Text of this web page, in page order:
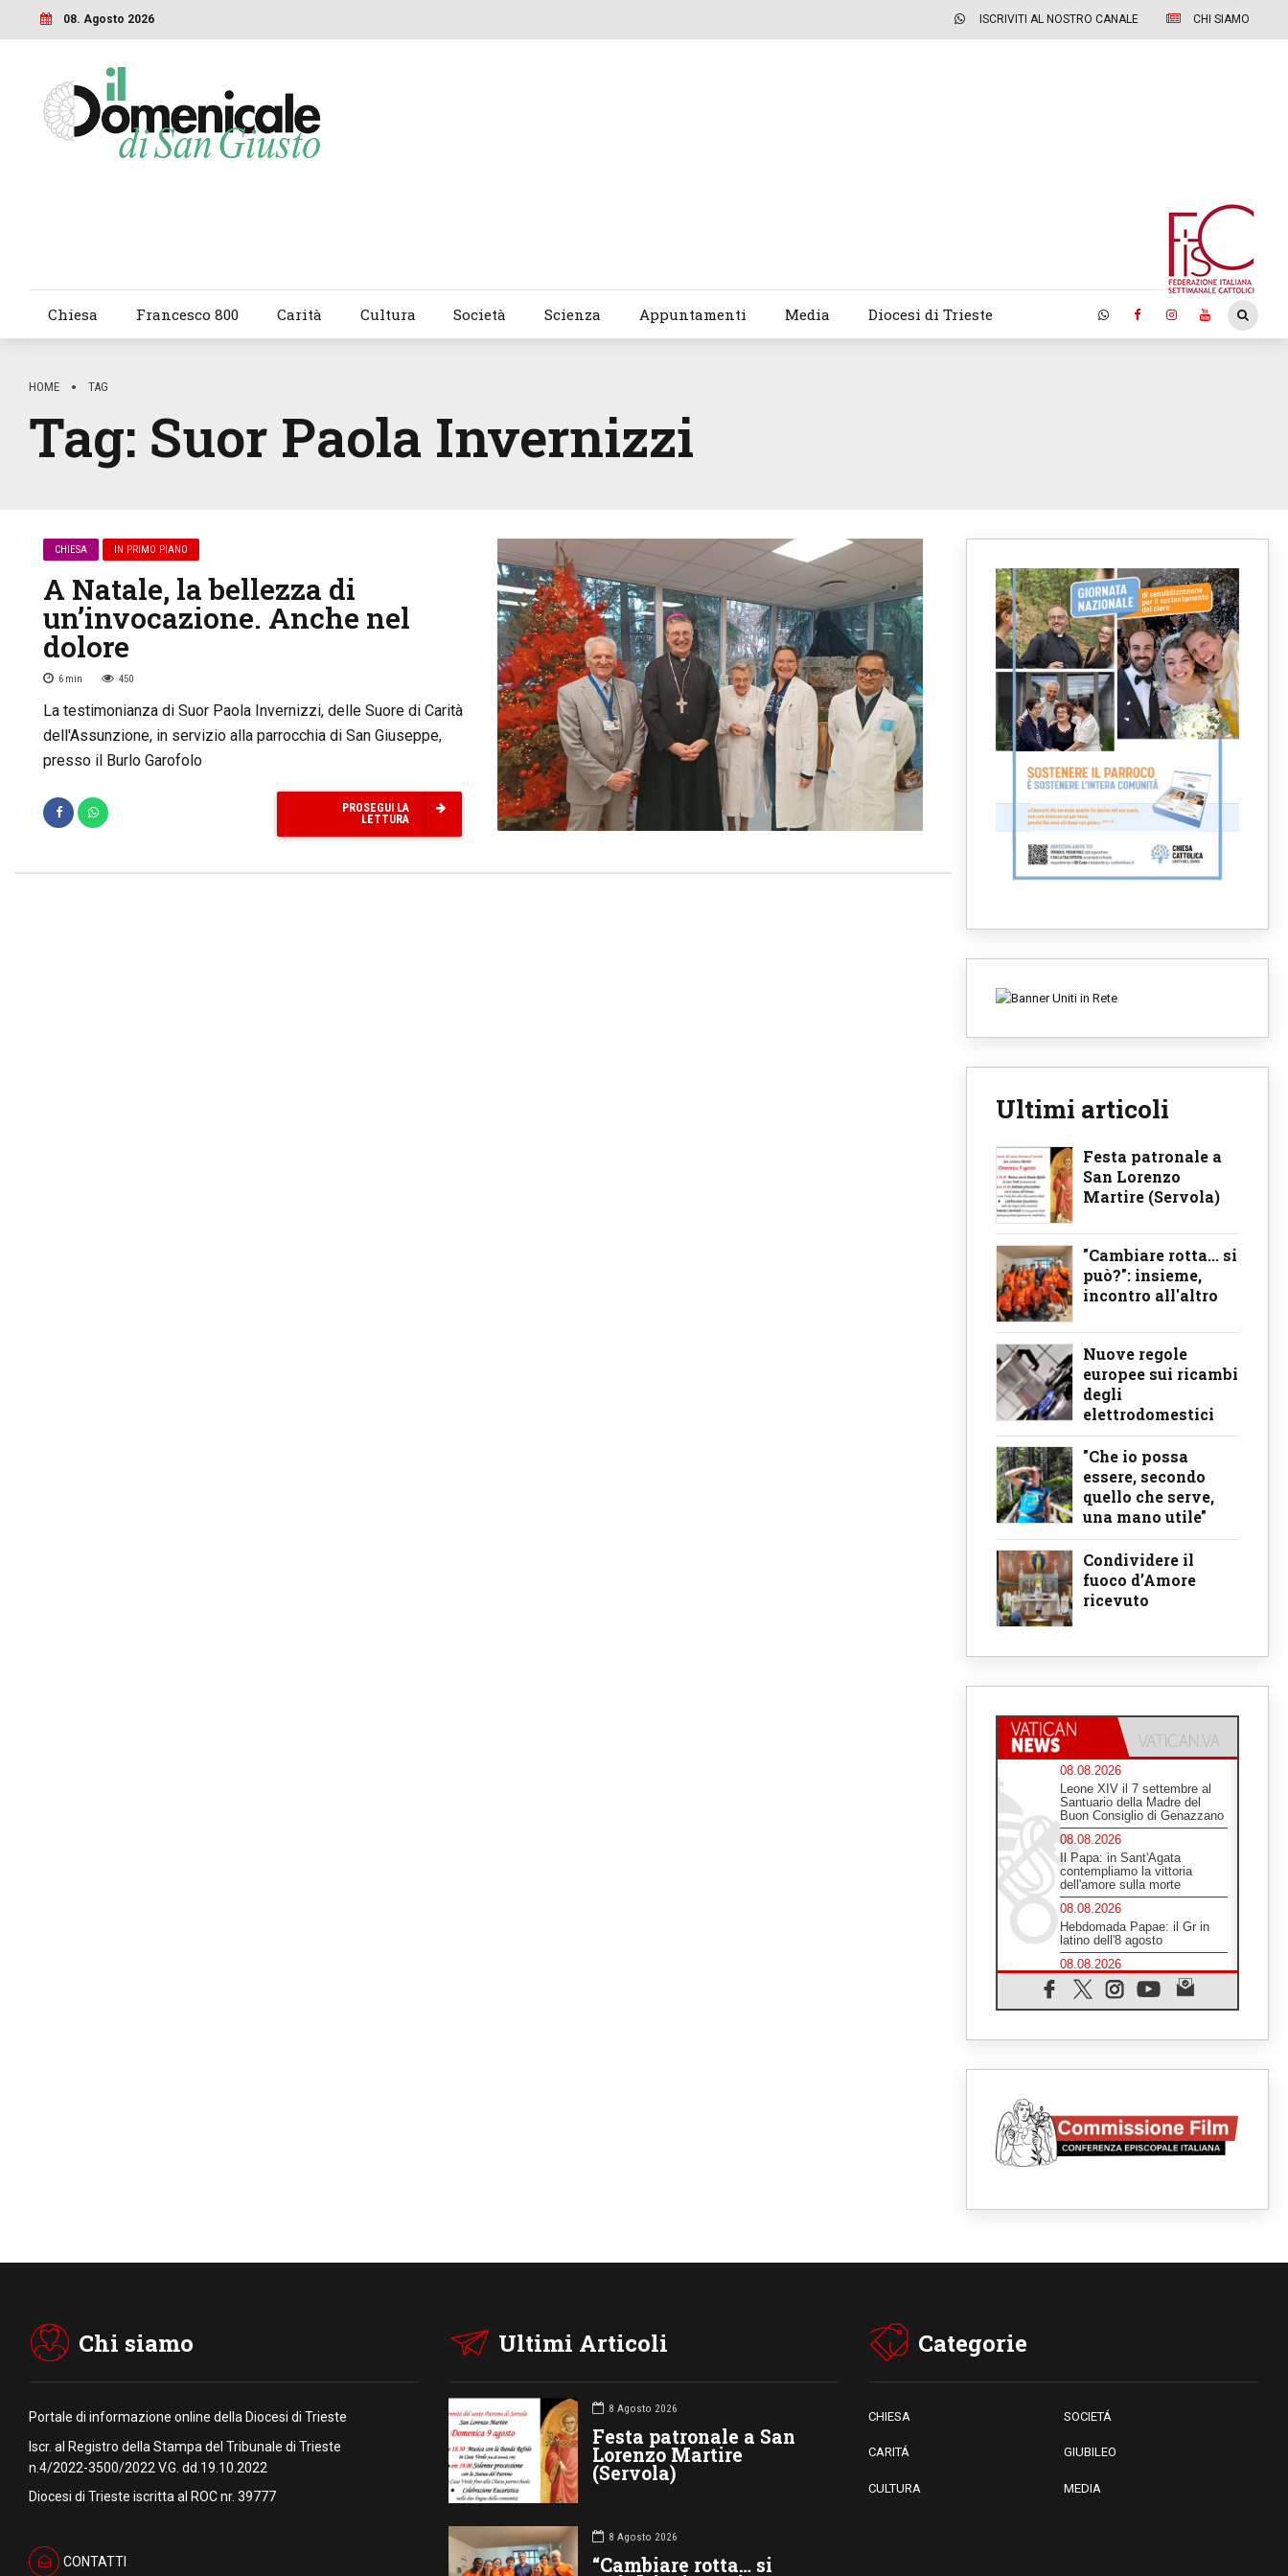
08. Agosto 2026 ISCRIVITI AL NOSTRO CANALE CHI SIAMO
Chiesa Francesco 800 Carità Cultura Società Scienza Appuntamenti Media Diocesi di Trieste
HOME TAG
Tag: Suor Paola Invernizzi
CHIESA IN PRIMO PIANO
A Natale, la bellezza di
un’invocazione. Anche nel
dolore
6 min 450
La testimonianza di Suor Paola Invernizzi, delle Suore di Carità
dell'Assunzione, in servizio alla parrocchia di San Giuseppe,
presso il Burlo Garofolo
PROSEGUI LA
LETTURA
Ultimi articoli
Festa patronale a
San Lorenzo
Martire (Servola)
"Cambiare rotta... si
può?": insieme,
incontro all'altro
Nuove regole
europee sui ricambi
degli
elettrodomestici
"Che io possa
essere, secondo
quello che serve,
una mano utile"
Condividere il
fuoco d’Amore
ricevuto
08.08.2026
Leone XIV il 7 settembre al
Santuario della Madre del
Buon Consiglio di Genazzano
08.08.2026
Il Papa: in Sant'Agata
contempliamo la vittoria
dell'amore sulla morte
08.08.2026
Hebdomada Papae: il Gr in
latino dell'8 agosto
08.08.2026
Spin Time, Reina: Cristo non
abita nei palazzi del potere
ma si identifica coi senzatetto
Argentina, l'arcivescovo
Colombo: "La visita del Papa
messaggio di pace e dignità"
08.08.2026
Castillo: spinta all'unità in
mezzo alle sfide del Paese
Chi siamo
Portale di informazione online della Diocesi di Trieste
Iscr. al Registro della Stampa del Tribunale di Trieste
n.4/2022-3500/2022 V.G. dd.19.10.2022
Diocesi di Trieste iscritta al ROC nr. 39777
CONTATTI
Ultimi Articoli
8 Agosto 2026
Festa patronale a San
Lorenzo Martire
(Servola)
8 Agosto 2026
“Cambiare rotta… si
Categorie
CHIESA SOCIETÁ
CARITÁ GIUBILEO
CULTURA MEDIA